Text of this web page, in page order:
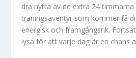
dra nytta av de extra 24
träningsäventyr som kommer få
energisk och framgångsrik.
lysa för att varje dag är en chans